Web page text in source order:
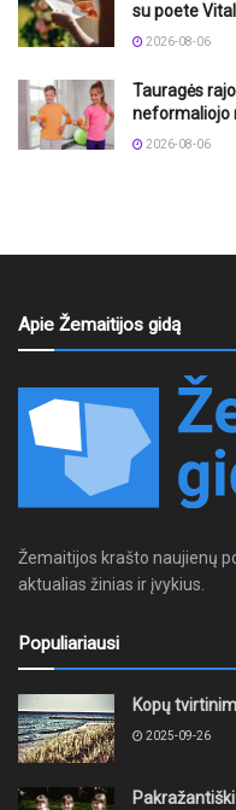
su poete
2026-08-06
Tauragės
neformaliojo
2026-08-06
Apie Žemaitijos gidą
Žemaitijos krašto naujienų
aktualias žinias ir įvykius.
Populiariausi
Kopų
2025-09-26